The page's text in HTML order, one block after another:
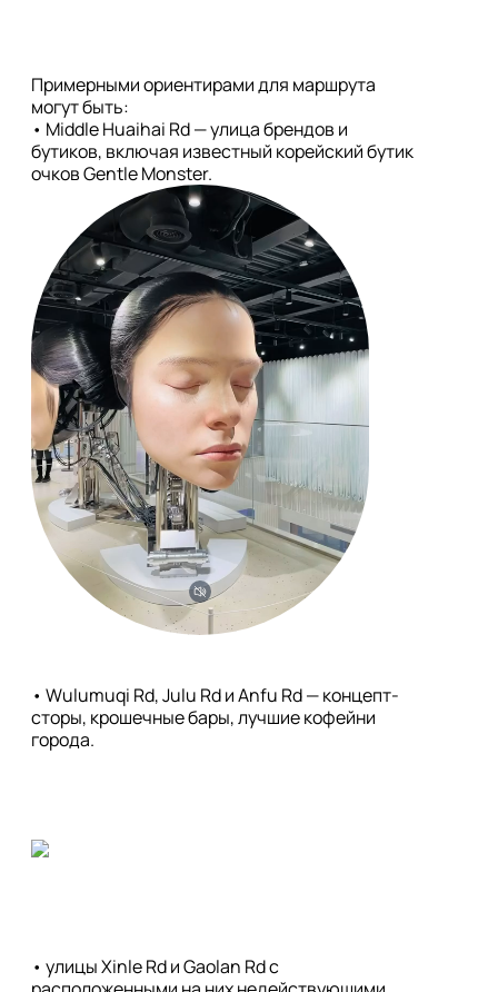
Примерными ориентирами для маршрута
могут быть:
• Middle Huaihai Rd — улица брендов и
бутиков, включая известный корейский бутик
• Wulumuqi Rd, Julu Rd и Anfu Rd — концепт-
сторы, крошечные бары, лучшие кофейни
• улицы Xinle Rd и Gaolan Rd с